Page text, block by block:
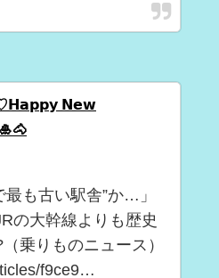
𝗡𝗲𝘄
最も古い駅舎”か…」
の大幹線よりも歴史
乗りものニュース）
f9ce9…